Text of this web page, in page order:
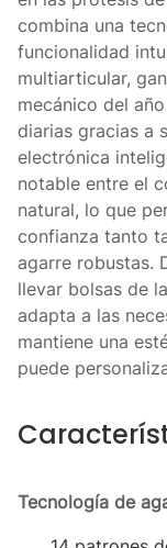
combina una
funcionalidad
multiarticular,
mecánico del
diarias gracias a
electrónica
notable entre el
natural, lo que
confianza tanto
agarre robustas.
llevar bolsas de
adapta a las
mantiene una
puede
Tecnología de